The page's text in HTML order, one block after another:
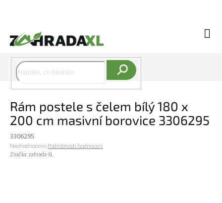
Rám postele s čelem bílý 180 x
200 cm masivní borovice 3306295
3306295
Průměrné hodnocení produktu je 0,0 z 5 hvězdiček.
NeohodnocenoPodrobnosti hodnocení
Značka: zahrada-XL